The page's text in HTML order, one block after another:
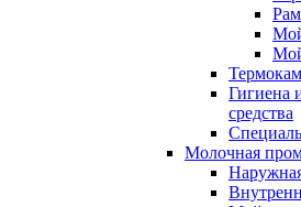
Гигиена
средства
Молочная